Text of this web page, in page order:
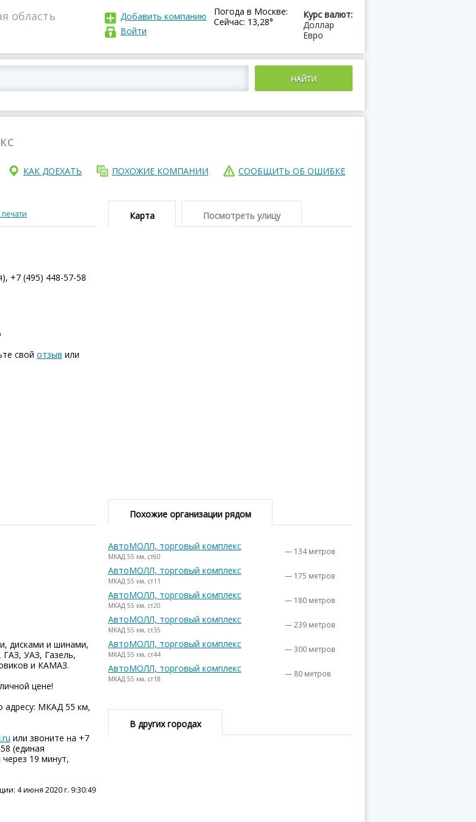
область
Курс валют:
Доллар
Евро
Погода в Москве:
Сейчас: 13,28°
Добавить компанию
Войти
КАК ДОЕХАТЬ ПОХОЖИЕ КОМПАНИИ СООБЩИТЬ ОБ ОШИБКЕ
+7 (495) 448-57-58
свой отзыв или
Карта Посмотреть улицу
дисками и шинами,
УАЗ, Газель,
и КАМАЗ.
цене!
адресу: МКАД 55 км,
или звоните на +7
(единая
19 минут,
4 июня 2020 г. 9:30:49
Похожие организации рядом
АвтоМОЛЛ, торговый комплекс
МКАД 55 км, ст60 — 134 метров
АвтоМОЛЛ, торговый комплекс
МКАД 55 км, ст11 — 175 метров
АвтоМОЛЛ, торговый комплекс
МКАД 55 км, ст20 — 180 метров
АвтоМОЛЛ, торговый комплекс
МКАД 55 км, ст35 — 239 метров
АвтоМОЛЛ, торговый комплекс
МКАД 55 км, ст44 — 300 метров
АвтоМОЛЛ, торговый комплекс
МКАД 55 км, ст18 — 80 метров
В других городах